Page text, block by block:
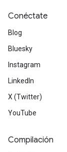
Conéctate
Blog
Bluesky
Instagram
LinkedIn
X (Twitter)
YouTube
Compilación